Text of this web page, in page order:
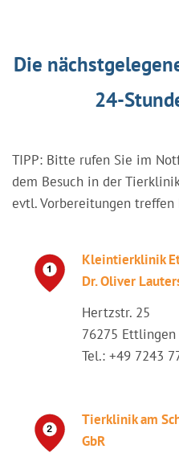
Die
24-
TIPP: Bitte rufen Sie im
dem Besuch in der
evtl. Vorbereitungen treffen
Kleintierklinik
Dr. Oliver
Hertzstr. 25
76275 Ettlingen
Tel.: +49 7243
Tierklinik am
GbR